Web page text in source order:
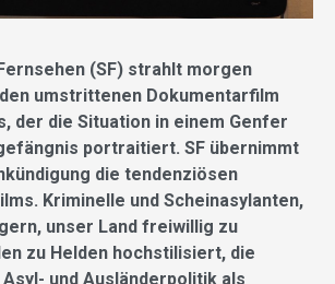
(SF) strahlt morgen
umstrittenen Dokumentarfilm
der die Situation in einem Genfer
portraitiert. SF übernimmt
die tendenziösen
Kriminelle und Scheinasylanten,
unser Land freiwillig zu
zu Helden hochstilisiert, die
und Ausländerpolitik als